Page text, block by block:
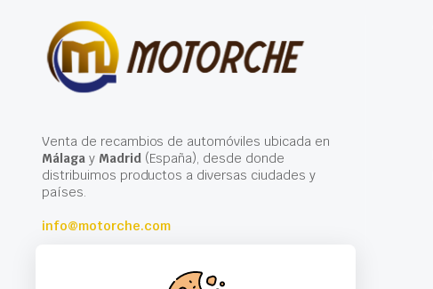
Venta de recambios de automóviles ubicada en
Málagay Madrid(España), desde donde
distribuimos productos a diversas ciudades y
países.
info@motorche.com